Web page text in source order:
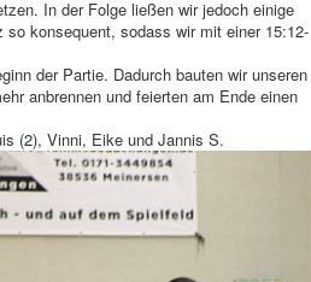
In der Folge ließen wir jedoch einige
konsequent, sodass wir mit einer 15:12-
der Partie. Dadurch bauten wir unseren
anbrennen und feierten am Ende einen
(2), Vinni, Eike und Jannis S.